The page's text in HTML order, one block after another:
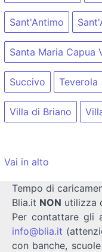
Sant'Antimo
Santa Maria Capua
Succivo Teverola
Villa di Briano
Vai in alto
Tempo di
Blia.it NON utilizza
Per contattare gli
info@blia.it
con banche,